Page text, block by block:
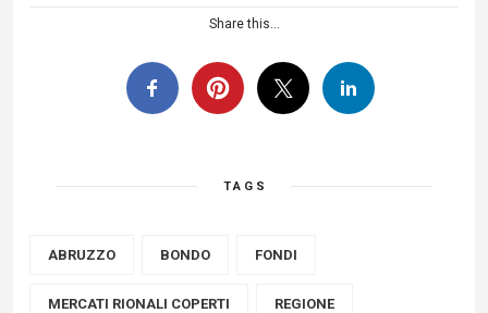
Share this...
TAGS
ABRUZZO BONDO FONDI
MERCATI RIONALI COPERTI REGIONE